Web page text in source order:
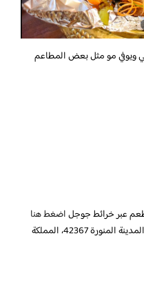
ويوفي مو مثل بعض المطاعم
عبر خرائط جوجلاضغط هنا
الملك فهد،، الملك فهد، المدينة المنورة 42367، المملكة